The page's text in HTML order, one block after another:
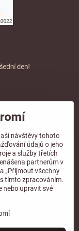
den!
návštěvy tohoto
údajů o jeho
a služby třetích
partnerům v
„Přijmout všechny
tímto zpracováním.
nebo upravit své